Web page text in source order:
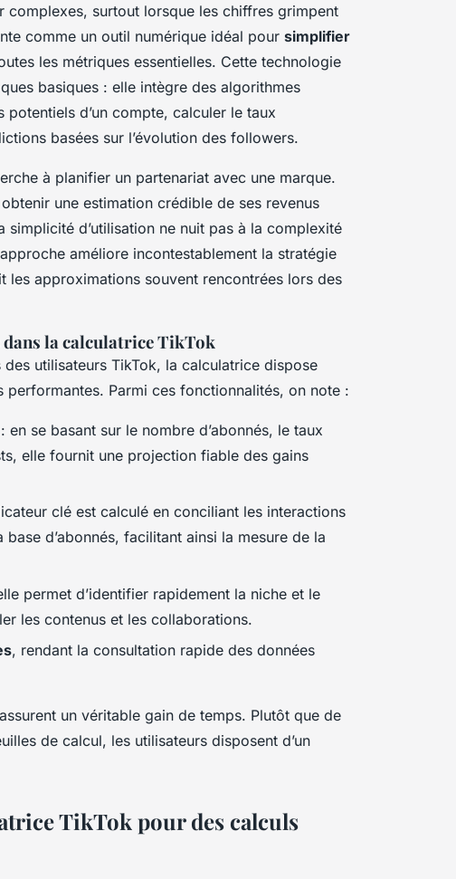
surtout lorsque les chiffres grimpent
comme un outil numérique idéal pour simplifier
les métriques essentielles. Cette technologie
basiques : elle intègre des algorithmes
d’un compte, calculer le taux
basées sur l’évolution des followers.
à planifier un partenariat avec une marque.
une estimation crédible de ses revenus
d’utilisation ne nuit pas à la complexité
améliore incontestablement la stratégie
les approximations souvent rencontrées lors des
la calculatrice TikTok
utilisateurs TikTok, la calculatrice dispose
performantes. Parmi ces fonctionnalités, on note :
: en se basant sur le nombre d’abonnés, le taux
elle fournit une projection fiable des gains
clé est calculé en conciliant les interactions
d’abonnés, facilitant ainsi la mesure de la
permet d’identifier rapidement la niche et le
les contenus et les collaborations.
, rendant la consultation rapide des données
un véritable gain de temps. Plutôt que de
de calcul, les utilisateurs disposent d’un
TikTok pour des calculs